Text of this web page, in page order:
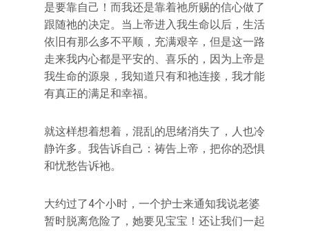
是要靠自己！而我还是靠着祂所赐的信心做了
跟随祂的决定。当上帝进入我生命以后，生活
依旧有那么多不平顺，充满艰辛，但是这一路
走来我内心都是平安的、喜乐的，因为上帝是
我生命的源泉，我知道只有和祂连接，我才能
有真正的满足和幸福。
就这样想着想着，混乱的思绪消失了，人也冷
静许多。我告诉自己：祷告上帝，把你的恐惧
和忧愁告诉祂。
大约过了4个小时，一个护士来通知我说老婆
暂时脱离危险了，她要见宝宝！还让我们一起